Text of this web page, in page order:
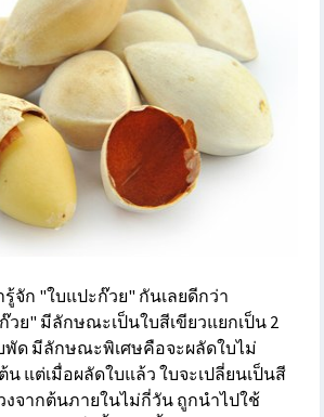
รู้จัก "ใบแปะก๊วย" กันเลยดีกว่า
วย" มีลักษณะเป็นใบสีเขียวแยกเป็น 2
พัด มีลักษณะพิเศษคือจะผลัดใบไม่
แต่เมื่อผลัดใบแล้ว ใบจะเปลี่ยนเป็นสี
งจากต้นภายในไม่กี่วัน ถูกนำไปใช้